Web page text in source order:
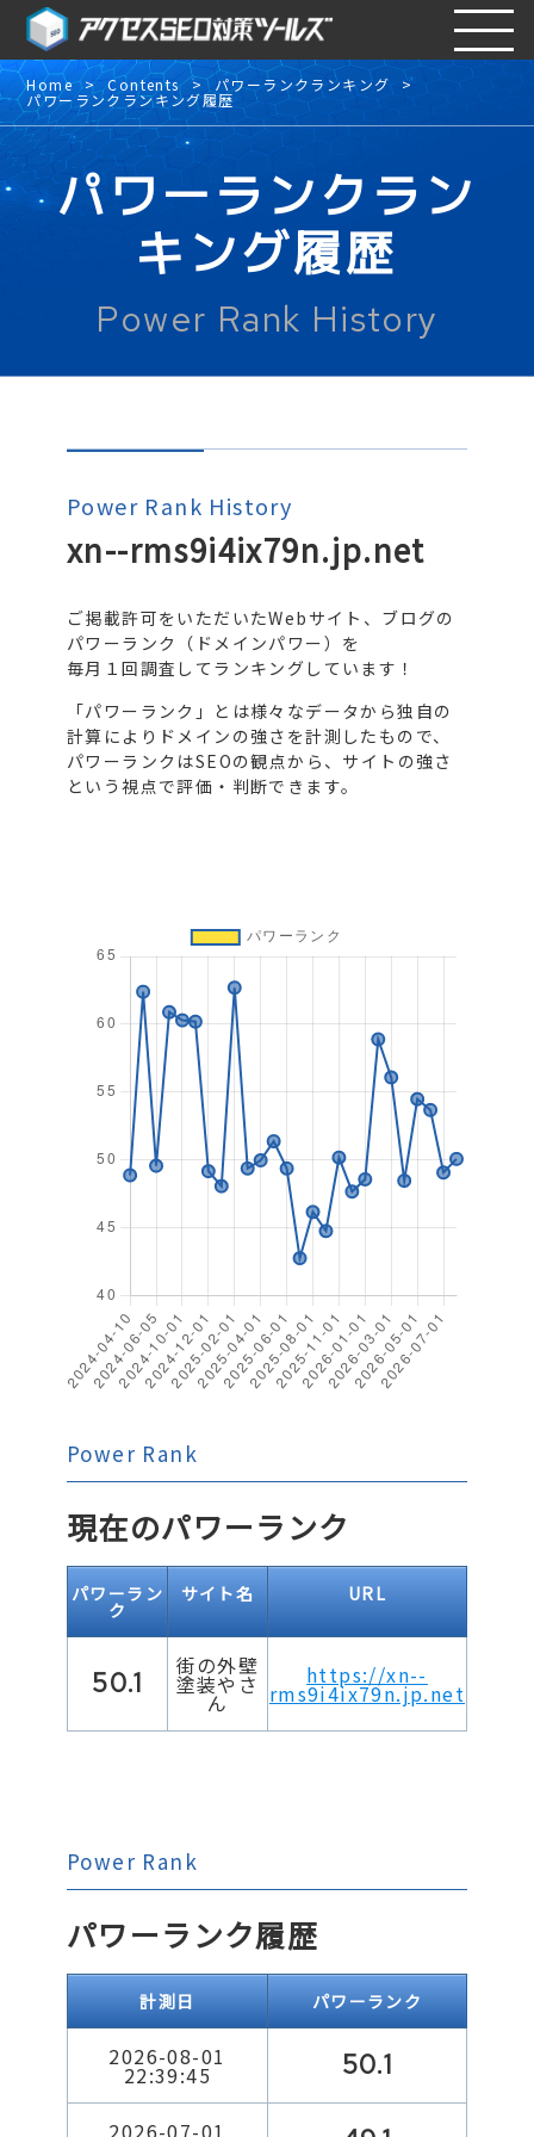
Home Contents パワーランクランキング
パワーランクランキング履歴
パワーランクラン
キング履歴
Power Rank History
Power Rank History
xn--rms9i4ix79n.jp.net
ご掲載許可をいただいたWebサイト、ブログの
パワーランク（ドメインパワー）を
毎月１回調査してランキングしています！
「パワーランク」とは様々なデータから独自の
計算によりドメインの強さを計測したもので、
パワーランクはSEOの観点から、サイトの強さ
という視点で評価・判断できます。
Power Rank
現在のパワーランク
パワーラン
ク
サイト名 URL
50.1
街の外壁
塗装やさ
ん
https://xn--
rms9i4ix79n.jp.net
Power Rank
パワーランク履歴
計測日 パワーランク
2026-08-01
22:39:45 50.1
2026-07-01